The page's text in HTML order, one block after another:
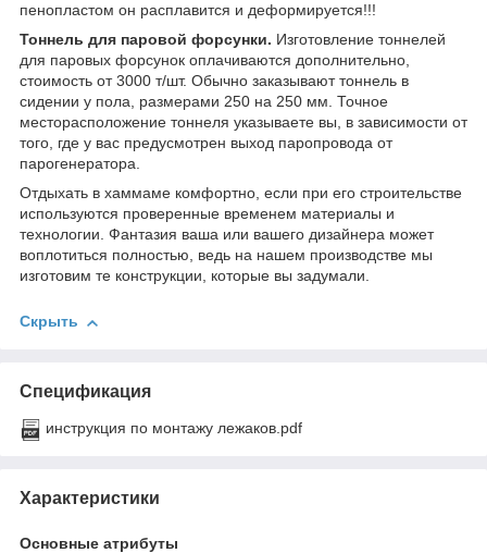
пенопластом он расплавится и деформируется!!!
Тоннель для паровой форсунки. Изготовление тоннелей
для паровых форсунок оплачиваются дополнительно,
стоимость от 3000 т/шт. Обычно заказывают тоннель в
сидении у пола, размерами 250 на 250 мм. Точное
месторасположение тоннеля указываете вы, в зависимости от
того, где у вас предусмотрен выход паропровода от
парогенератора.
Отдыхать в хаммаме комфортно, если при его строительстве
используются проверенные временем материалы и
технологии. Фантазия ваша или вашего дизайнера может
воплотиться полностью, ведь на нашем производстве мы
изготовим те конструкции, которые вы задумали.
Скрыть
Спецификация
инструкция по монтажу лежаков.pdf
Характеристики
Основные атрибуты